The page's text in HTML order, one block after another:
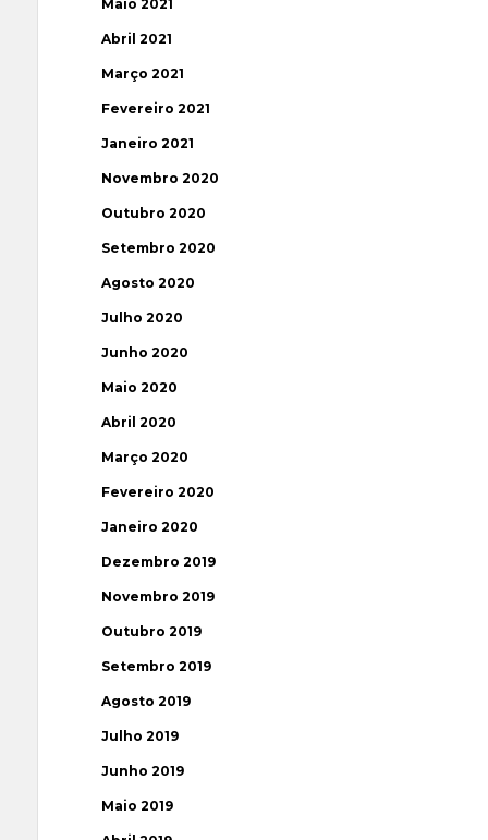
Maio 2021
Abril 2021
Março 2021
Fevereiro 2021
Janeiro 2021
Novembro 2020
Outubro 2020
Setembro 2020
Agosto 2020
Julho 2020
Junho 2020
Maio 2020
Abril 2020
Março 2020
Fevereiro 2020
Janeiro 2020
Dezembro 2019
Novembro 2019
Outubro 2019
Setembro 2019
Agosto 2019
Julho 2019
Junho 2019
Maio 2019